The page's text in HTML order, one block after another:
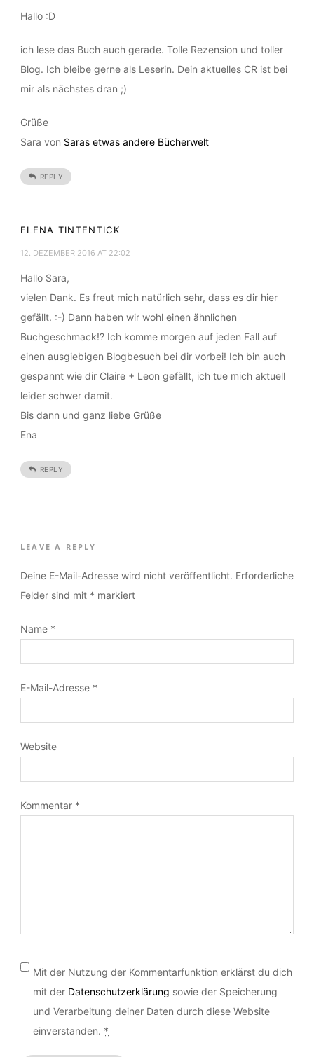
Hallo :D
ich lese das Buch auch gerade. Tolle Rezension und toller
Blog. Ich bleibe gerne als Leserin. Dein aktuelles CR ist bei
mir als nächstes dran ;)
Grüße
Sara von Saras etwas andere Bücherwelt
REPLY
ELENA TINTENTICK
12. DEZEMBER 2016 AT 22:02
Hallo Sara,
vielen Dank. Es freut mich natürlich sehr, dass es dir hier
gefällt. :-) Dann haben wir wohl einen ähnlichen
Buchgeschmack!? Ich komme morgen auf jeden Fall auf
einen ausgiebigen Blogbesuch bei dir vorbei! Ich bin auch
gespannt wie dir Claire + Leon gefällt, ich tue mich aktuell
leider schwer damit.
Bis dann und ganz liebe Grüße
Ena
REPLY
LEAVE A REPLY
Deine E-Mail-Adresse wird nicht veröffentlicht. Erforderliche
Felder sind mit * markiert
Name *
E-Mail-Adresse *
Website
Kommentar *
Mit der Nutzung der Kommentarfunktion erklärst du dich
mit der Datenschutzerklärung sowie der Speicherung
und Verarbeitung deiner Daten durch diese Website
einverstanden. *